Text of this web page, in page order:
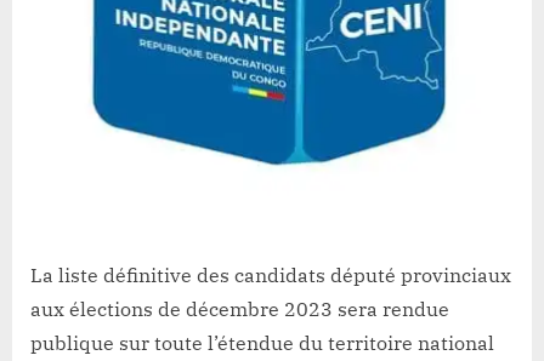
sera
connue
le
octobre
La liste définitive des candidats député provinciaux
aux élections de décembre 2023 sera rendue
publique sur toute l’étendue du territoire national